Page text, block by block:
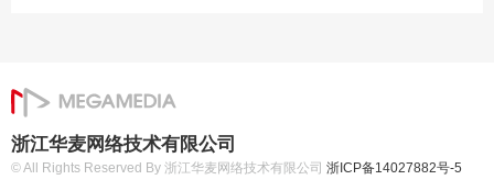
浙江华麦网络技术有限公司
© All Rights Reserved By 浙江华麦网络技术有限公司 浙ICP备14027882号-5